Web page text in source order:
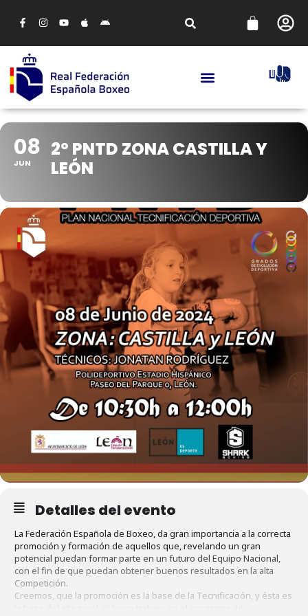
08
JUN
2º PNTD ZONA CASTILLA Y
LEÓN
Detalles del evento
La Federación Española de Boxeo, da gran importancia a la correcta
promoción y formación de aquellos que, revelando un gran
potencial puedan formar parte en un futuro del Equipo Nacional,
con el fin de que puedan obtener buenos resultados en la alta
Competición.
Creemos, que la promoción es la base de la Tecnificación, y ésta es